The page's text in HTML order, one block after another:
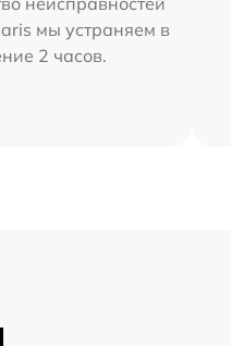
мы устраняем в
2 часов.